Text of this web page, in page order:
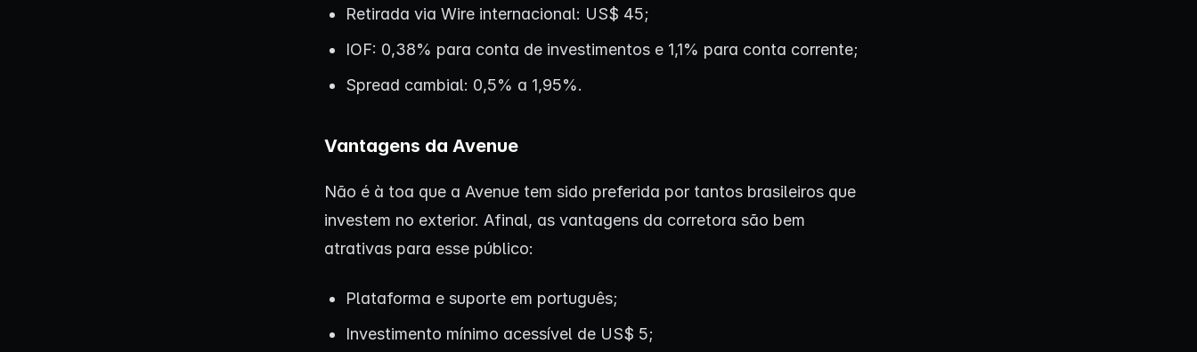
Retirada via Wire internacional: US$ 45;
IOF: 0,38% para conta de investimentos e 1,1% para conta corrente;
Spread cambial: 0,5% a 1,95%.
Vantagens da Avenue
Não é à toa que a Avenue tem sido preferida por tantos brasileiros que
investem no exterior. Afinal, as vantagens da corretora são bem
atrativas para esse público:
Plataforma e suporte em português;
Investimento mínimo acessível de US$ 5;